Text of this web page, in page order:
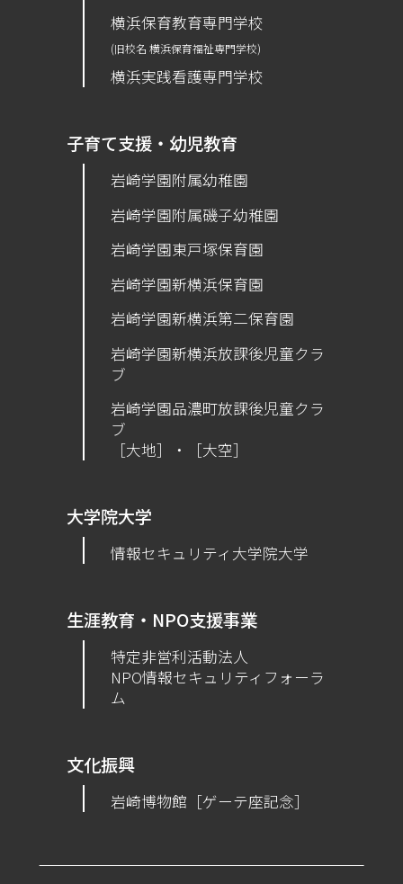
横浜保育教育専門学校
(旧校名 横浜保育福祉専門学校)
横浜実践看護専門学校
子育て支援・幼児教育
岩崎学園附属幼稚園
岩崎学園附属磯子幼稚園
岩崎学園東戸塚保育園
岩崎学園新横浜保育園
​岩崎学園新横浜第二保育園
岩崎学園新横浜放課後児童クラ
ブ
岩崎学園品濃町放課後児童クラ
ブ
［大地］・［大空］
大学院大学
情報セキュリティ大学院大学
生涯教育・NPO支援事業
特定非営利活動法人
NPO情報セキュリティフォーラ
ム
文化振興
岩崎博物館［ゲーテ座記念］